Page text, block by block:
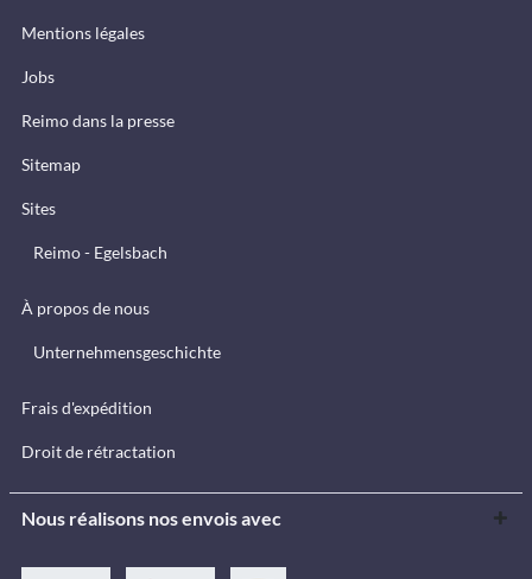
Mentions légales
Jobs
Reimo dans la presse
Sitemap
Sites
Reimo - Egelsbach
À propos de nous
Unternehmensgeschichte
Frais d'expédition
Droit de rétractation
Nous réalisons nos envois avec